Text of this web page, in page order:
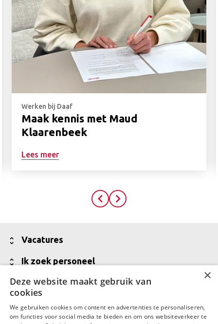
Werken bij Daaf
Maak kennis met Maud
Klaarenbeek
Lees meer
Prev Next
Vacatures
Toon
Alle vacatures
Ik zoek personeel
Toon
Jouw partner voor werving van talent
Meld een vacature aan
Vraag een offerte aan
Over Daaf
Toon
minder
Wij zijn Daaf
Waar Daaf voor staat
Contact
minder
Contactgegevens
×
Deze website maakt gebruik van
cookies
We gebruiken cookies om content en advertenties te personaliseren,
om functies voor social media te bieden en om ons websiteverkeer te